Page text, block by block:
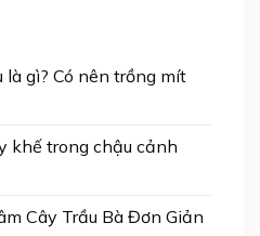
là gì? Có nên trồng mít
khế trong chậu cảnh
Cây Trầu Bà Đơn Giản